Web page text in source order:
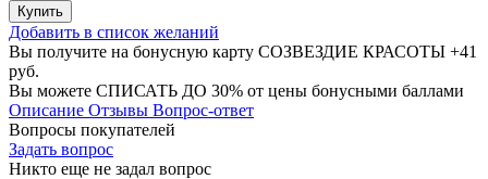
Купить
Добавить в список желаний
Вы получите на бонусную карту СОЗВЕЗДИЕ КРАСОТЫ +41
руб.
Вы можете СПИСАТЬ ДО 30% от цены бонусными баллами
Описание Отзывы Вопрос-ответ
Вопросы покупателей
Задать вопрос
Никто еще не задал вопрос